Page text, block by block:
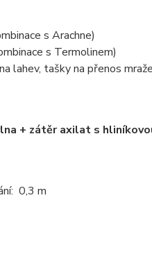
s Arachne)
s Termolinem)
lahev, tašky na přenos
+ zátěr axilat s
0,3 m